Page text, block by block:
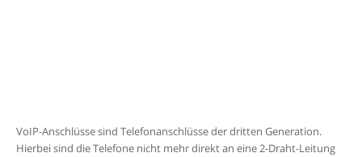
VoIP-Anschlüsse sind Telefonanschlüsse der dritten Generation.
Hierbei sind die Telefone nicht mehr direkt an eine 2-Draht-Leitung